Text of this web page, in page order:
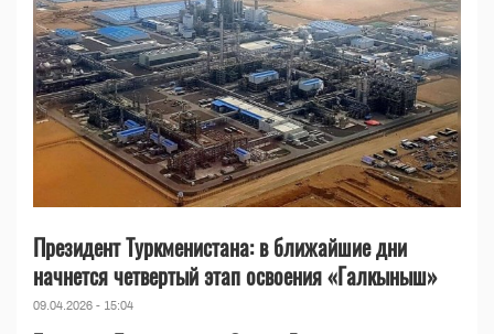
Президент Туркменистана: в ближайшие дни
начнется четвертый этап освоения «Галкыныш»
09.04.2026 - 15:04